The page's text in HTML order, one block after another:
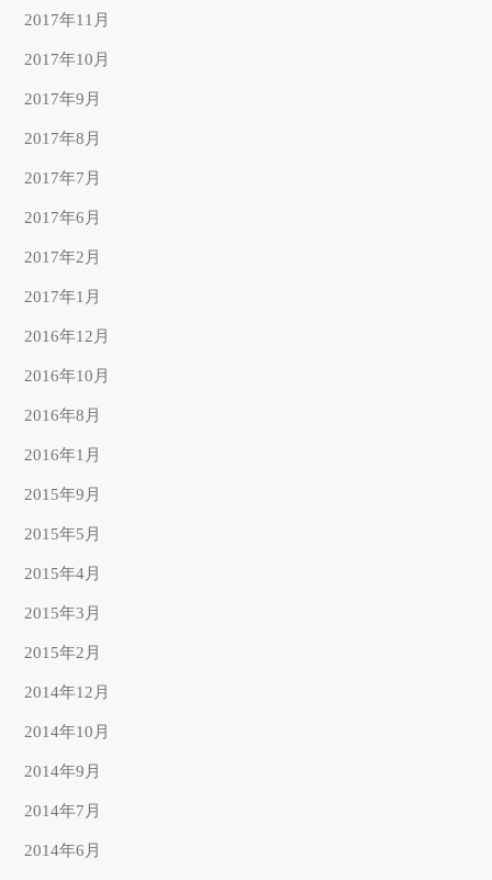
2017年11月
2017年10月
2017年9月
2017年8月
2017年7月
2017年6月
2017年2月
2017年1月
2016年12月
2016年10月
2016年8月
2016年1月
2015年9月
2015年5月
2015年4月
2015年3月
2015年2月
2014年12月
2014年10月
2014年9月
2014年7月
2014年6月